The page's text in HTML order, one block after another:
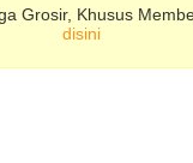
Grosir, Khusus
disini